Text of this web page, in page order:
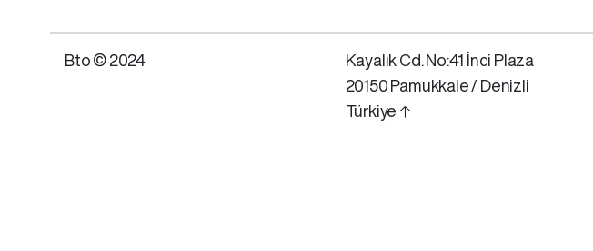
Bto © 2024
Kayalık Cd. No:41 İnci Plaza
20150 Pamukkale / Denizli
Türkiye 🡡